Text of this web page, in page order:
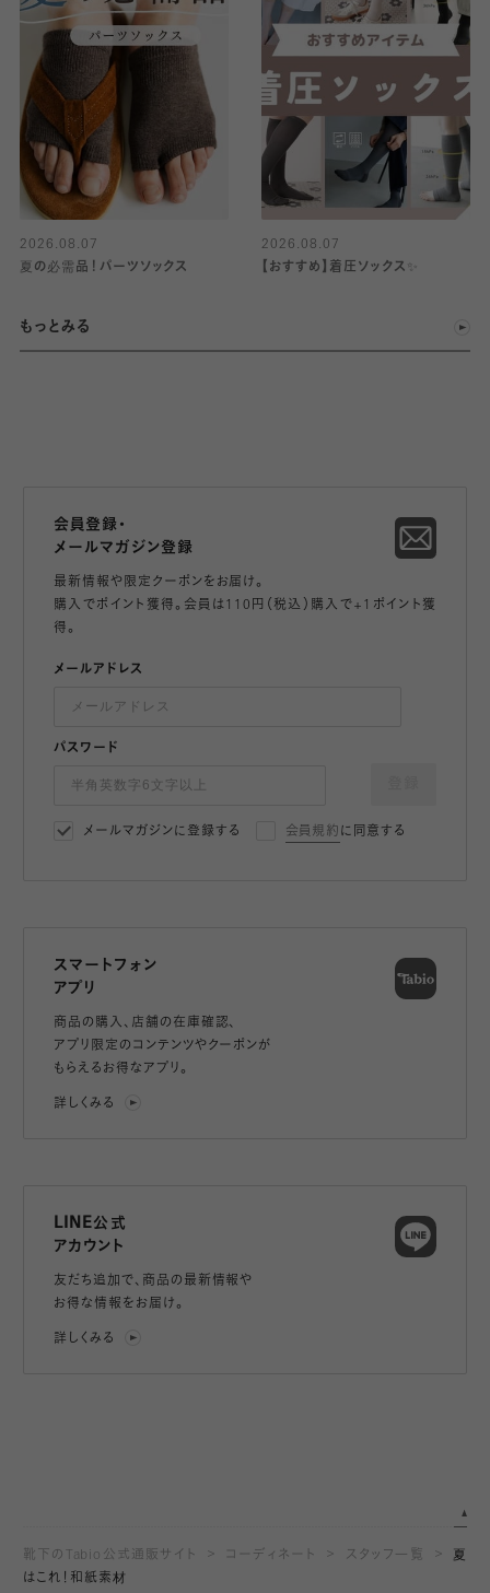
2026.08.07
夏の必需品！パーツソックス
2026.08.07
【おすすめ】着圧ソックス✨
もっとみる
会員登録・
メールマガジン登録
最新情報や限定クーポンをお届け。
購入でポイント獲得。会員は110円（税込）購入で+1ポイント獲
得。
メールアドレス
パスワード
メールマガジンに登録する 会員規約 に同意する
スマートフォン
アプリ
商品の購入、店舗の在庫確認、
アプリ限定のコンテンツやクーポンが
もらえるお得なアプリ。
詳しくみる
LINE公式
アカウント
友だち追加で、 商品の最新情報や
お得な情報をお届け。
詳しくみる
靴下のTabio公式通販サイト コーディネート スタッフ一覧
夏
はこれ！和紙素材